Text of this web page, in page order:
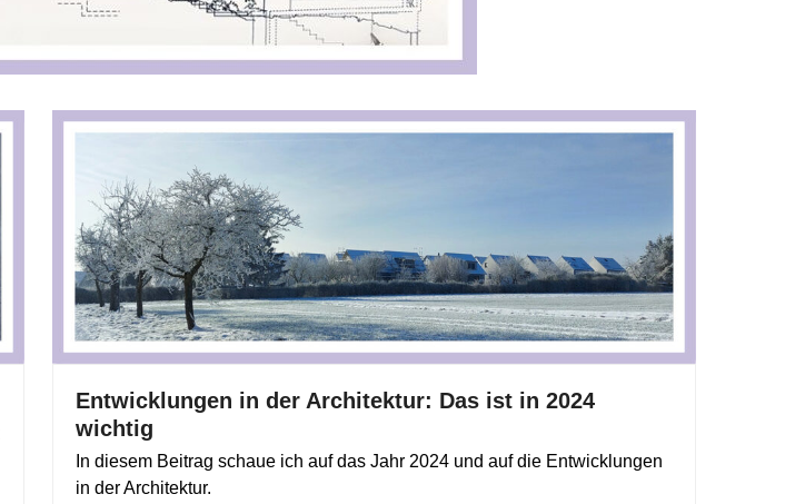
Entwicklungen in der Architektur: Das ist in 2024
wichtig
In diesem Beitrag schaue ich auf das Jahr 2024 und auf die Entwicklungen
in der Architektur.